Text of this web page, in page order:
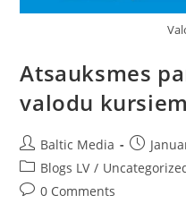
Atsauksmes
valodu kursiem
Post
author:
Baltic Media
Post
Post
category:
Blogs LV /
Post0 Comments